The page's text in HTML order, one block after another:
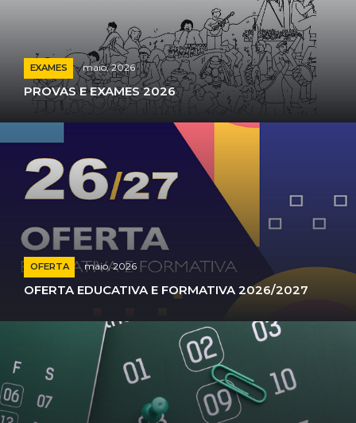
EXAMES maio, 2026
PROVAS E EXAMES 2026
OFERTA maio, 2026
OFERTA EDUCATIVA E FORMATIVA 2026/2027